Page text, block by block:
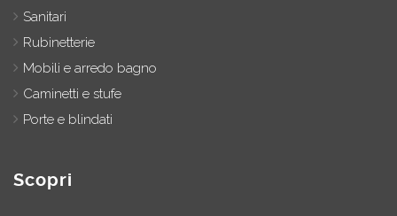
Sanitari
Rubinetterie
Mobili e arredo bagno
Caminetti e stufe
Porte e blindati
Scopri